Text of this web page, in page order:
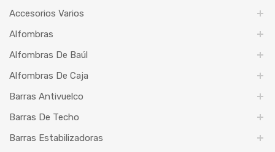
Accesorios Varios
Alfombras
Alfombras De Baúl
Alfombras De Caja
Barras Antivuelco
Barras De Techo
Barras Estabilizadoras